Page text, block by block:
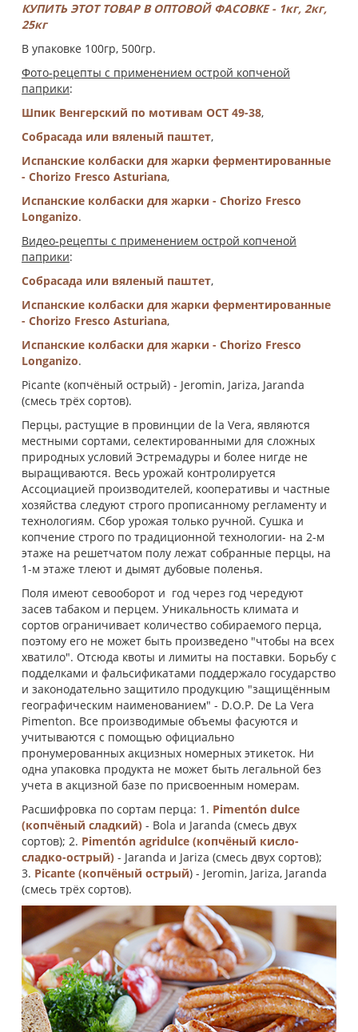
КУПИТЬ ЭТОТ ТОВАР В ОПТОВОЙ ФАСОВКЕ - 1кг, 2кг,
25кг
В упаковке 100гр, 500гр.
Фото-рецепты с применением острой копченой
паприки:
Шпик Венгерский по мотивам ОСТ 49-38,
Собрасада или вяленый паштет,
Испанские колбаски для жарки ферментированные
- Chorizo Fresco Аsturianа,
Испанские колбаски для жарки - Chorizo Fresco
Longanizо.
Видео-рецепты с применением острой копченой
паприки:
Собрасада или вяленый паштет,
Испанские колбаски для жарки ферментированные
- Chorizo Fresco Аsturianа,
Испанские колбаски для жарки - Chorizo Fresco
Longanizо.
Picante (копчёный острый) - Jeromin, Jariza, Jaranda
(смесь трёх сортов).
Перцы, растущие в провинции de la Vera, являются
местными сортами, селектированными для сложных
природных условий Эстремадуры и более нигде не
выращиваются. Весь урожай контролируется
Ассоциацией производителей, кооперативы и частные
хозяйства следуют строго прописанному регламенту и
технологиям. Сбор урожая только ручной. Сушка и
копчение строго по традиционной технологии- на 2-м
этаже на решетчатом полу лежат собранные перцы, на
1-м этаже тлеют и дымят дубовые поленья.
Поля имеют севооборот и год через год чередуют
засев табаком и перцем. Уникальность климата и
сортов ограничивает количество собираемого перца,
поэтому его не может быть произведено "чтобы на всех
хватило". Отсюда квоты и лимиты на поставки. Борьбу с
подделками и фальсификатами поддержало государство
и законодательно защитило продукцию "защищённым
географическим наименованием" - D.O.P. De La Vera
Pimenton. Все производимые объемы фасуются и
учитываются с помощью официально
пронумерованных акцизных номерных этикеток. Ни
одна упаковка продукта не может быть легальной без
учета в акцизной базе по присвоенным номерам.
Расшифровка по сортам перца: 1. Pimentón dulce
(копчёный сладкий) - Bola и Jaranda (смесь двух
сортов); 2. Pimentón agridulce (копчёный кисло-
сладко-острый) - Jaranda и Jariza (смесь двух сортов);
3. Picante (копчёный острый) - Jeromin, Jariza, Jaranda
(смесь трёх сортов).